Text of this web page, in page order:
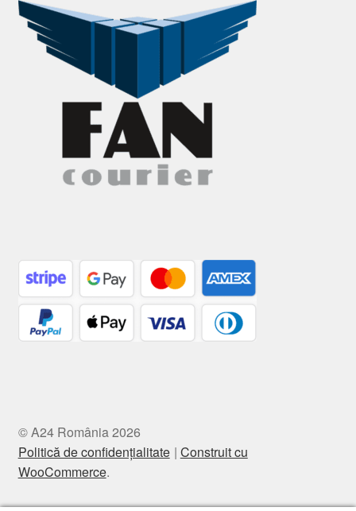
© A24 România 2026
Politică de confidențialitate Construit cu
WooCommerce.